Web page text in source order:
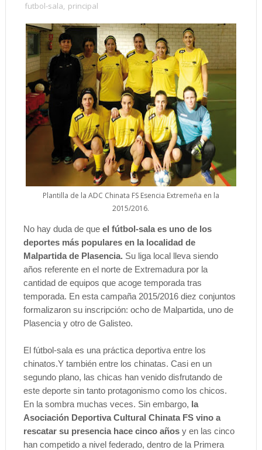
futbol-sala, principal
Plantilla de la ADC Chinata FS Esencia Extremeña en la
2015/2016.
No hay duda de que el fútbol-sala es uno de los
deportes más populares en la localidad de
Malpartida de Plasencia. Su liga local lleva siendo
años referente en el norte de Extremadura por la
cantidad de equipos que acoge temporada tras
temporada. En esta campaña 2015/2016 diez conjuntos
formalizaron su inscripción: ocho de Malpartida, uno de
Plasencia y otro de Galisteo.
El fútbol-sala es una práctica deportiva entre los
chinatos.Y también entre los chinatas. Casi en un
segundo plano, las chicas han venido disfrutando de
este deporte sin tanto protagonismo como los chicos.
En la sombra muchas veces. Sin embargo, la
Asociación Deportiva Cultural Chinata FS vino a
rescatar su presencia hace cinco años y en las cinco
han competido a nivel federado, dentro de la Primera